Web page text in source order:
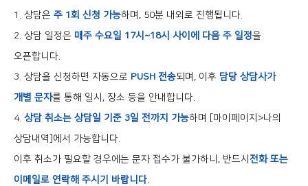
1. 상담은 주 1회 신청 가능하며, 50분 내외로 진행됩니다.
2. 상담 일정은 매주 수요일 17시~18시 사이에 다음 주 일정을
오픈합니다.
3. 상담을 신청하면 자동으로 PUSH 전송되며, 이후 담당 상담사가
개별 문자를 통해 일시, 장소 등을 안내합니다.
4. 상담 취소는 상담일 기준 3일 전까지 가능하며 [마이페이지>나의
상담내역]에서 가능합니다.
이후 취소가 필요할 경우에는 문자 접수가 불가하니, 반드시 전화 또는
이메일로 연락해 주시기 바랍니다.